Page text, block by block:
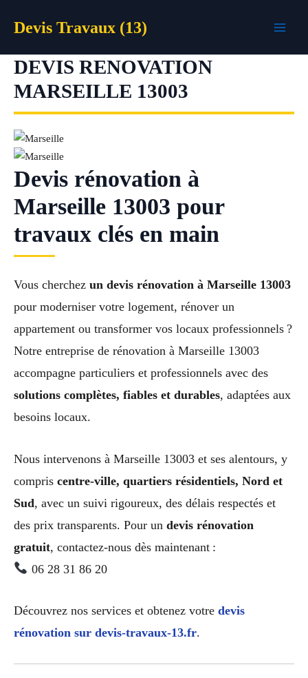
Devis Travaux (13)
DEVIS RENOVATION
MARSEILLE 13003
Devis rénovation à
Marseille 13003 pour
travaux clés en main
Vous cherchez un devis rénovation à Marseille 13003
pour moderniser votre logement, rénover un
appartement ou transformer vos locaux professionnels ?
Notre entreprise de rénovation à Marseille 13003
accompagne particuliers et professionnels avec des
solutions complètes, fiables et durables, adaptées aux
besoins locaux.
Nous intervenons à Marseille 13003 et ses alentours, y
compris centre-ville, quartiers résidentiels, Nord et
Sud, avec un suivi rigoureux, des délais respectés et
des prix transparents. Pour un devis rénovation
gratuit, contactez-nous dès maintenant :
06 28 31 86 20
Découvrez nos services et obtenez votre devis
rénovation sur devis-travaux-13.fr.